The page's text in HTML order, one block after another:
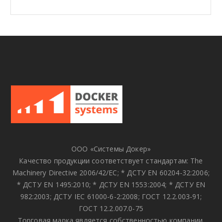
ООО «Системы Докер»
Качество продукции соответствует стандартам: The
Machinery Directive 2006/42/EC; * ДСТУ EN 60204-32:2006;
* ДСТУ EN 1495:2010; * ДСТУ EN 1553:2004; * ДСТУ EN
982:2003; ДСТУ IEC 61000-6-2:2008; ГОСТ 12.2.003-91;
ГОСТ 12.2.007.0-75